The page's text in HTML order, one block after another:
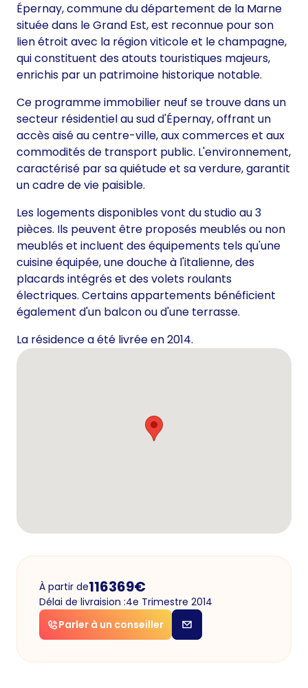
Épernay, commune du département de la Marne
située dans le Grand Est, est reconnue pour son
lien étroit avec la région viticole et le champagne,
qui constituent des atouts touristiques majeurs,
enrichis par un patrimoine historique notable.
Ce programme immobilier neuf se trouve dans un
secteur résidentiel au sud d'Épernay, offrant un
accès aisé au centre-ville, aux commerces et aux
commodités de transport public. L'environnement,
caractérisé par sa quiétude et sa verdure, garantit
un cadre de vie paisible.
Les logements disponibles vont du studio au 3
pièces. Ils peuvent être proposés meublés ou non
meublés et incluent des équipements tels qu'une
cuisine équipée, une douche à l'italienne, des
placards intégrés et des volets roulants
électriques. Certains appartements bénéficient
également d'un balcon ou d'une terrasse.
La résidence a été livrée en 2014.
À partir de116369€
Délai de livraision :4e Trimestre 2014
Parler à un conseiller